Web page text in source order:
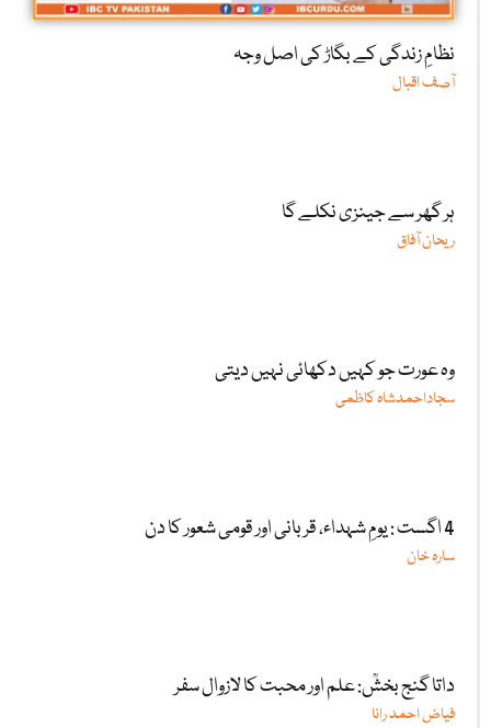
نظامِ زندگی کے بگاڑ کی اصل وجہ
آصف اقبال
ہر گھر سے جینزی نکلے گا
ریحان آفاق
وہ عورت جو کہیں دکھائی نہیں دیتی
سجاداحمدشاہ کاظمی
4 اگست : یومِ شہداء، قربانی اور قومی شعور کا دن
سارہ خان
داتا گنج بخشؒ: علم اور محبت کا لازوال سفر
فیاض احمد رانا